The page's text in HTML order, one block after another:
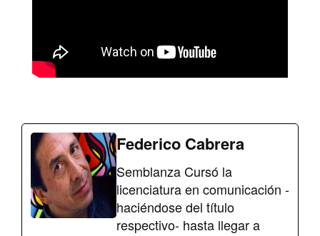
Federico Cabrera
Semblanza Cursó la
licenciatura en comunicación -
haciéndose del título
respectivo- hasta llegar a